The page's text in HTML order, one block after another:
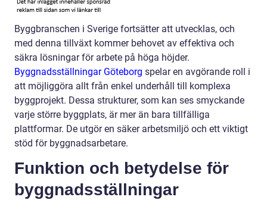
Byggbranschen i Sverige fortsätter att utvecklas, och
med denna tillväxt kommer behovet av effektiva och
säkra lösningar för arbete på höga höjder.
Byggnadsställningar Göteborg spelar en avgörande roll i
att möjliggöra allt från enkel underhåll till komplexa
byggprojekt. Dessa strukturer, som kan ses smyckande
varje större byggplats, är mer än bara tillfälliga
plattformar. De utgör en säker arbetsmiljö och ett viktigt
stöd för byggnadsarbetare.
Funktion och betydelse för
byggnadsställningar